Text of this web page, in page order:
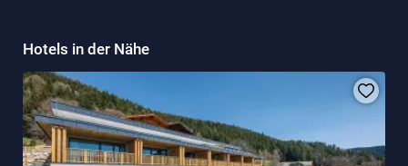
Hotels in der Nähe